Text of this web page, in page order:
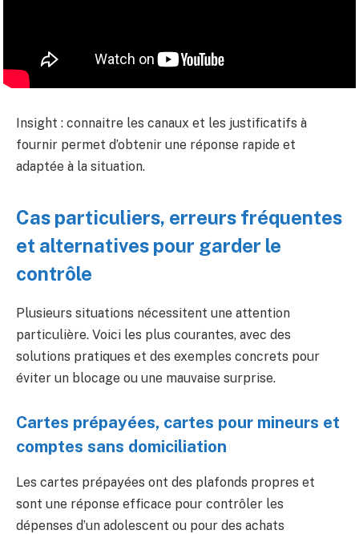
Insight : connaitre les canaux et les justificatifs à
fournir permet d’obtenir une réponse rapide et
adaptée à la situation.
Cas particuliers, erreurs fréquentes
et alternatives pour garder le
contrôle
Plusieurs situations nécessitent une attention
particulière. Voici les plus courantes, avec des
solutions pratiques et des exemples concrets pour
éviter un blocage ou une mauvaise surprise.
Cartes prépayées, cartes pour mineurs et
comptes sans domiciliation
Les cartes prépayées ont des plafonds propres et
sont une réponse efficace pour contrôler les
dépenses d’un adolescent ou pour des achats